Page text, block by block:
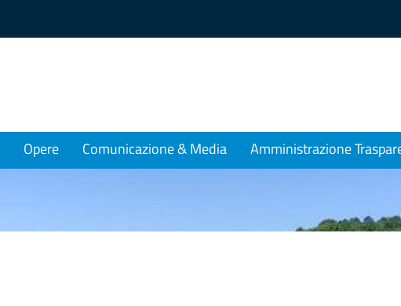
Opere Comunicazione & Media Amministrazione